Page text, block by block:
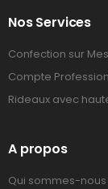
Nos Services
Confection sur
Compte
Rideaux avec
A propos
Qui sommes-nous